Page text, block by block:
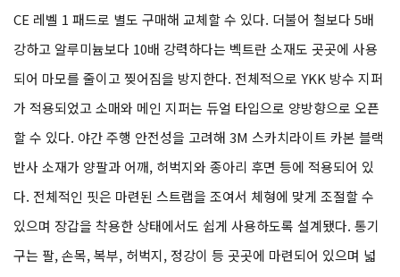
CE 레벨 1 패드로 별도 구매해 교체할 수 있다. 더불어 철보다 5배
강하고 알루미늄보다 10배 강력하다는 벡트란 소재도 곳곳에 사용
되어 마모를 줄이고 찢어짐을 방지한다. 전체적으로 YKK 방수 지퍼
가 적용되었고 소매와 메인 지퍼는 듀얼 타입으로 양방향으로 오픈
할 수 있다. 야간 주행 안전성을 고려해 3M 스카치라이트 카본 블랙
반사 소재가 양팔과 어깨, 허벅지와 종아리 후면 등에 적용되어 있
다. 전체적인 핏은 마련된 스트랩을 조여서 체형에 맞게 조절할 수
있으며 장갑을 착용한 상태에서도 쉽게 사용하도록 설계됐다. 통기
구는 팔, 손목, 복부, 허벅지, 정강이 등 곳곳에 마련되어 있으며 넓